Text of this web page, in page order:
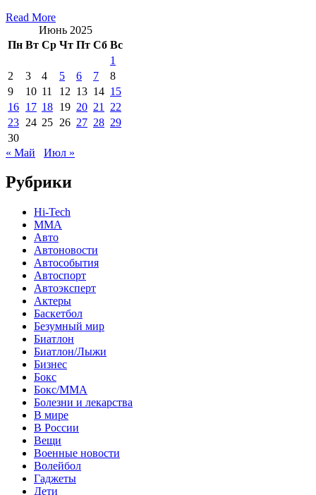
Read More
Июнь 2025
Пн Вт Ср Чт Пт Сб Вс
1
2
3 4 5 6 7
8
9
10 11 12 13 14 15
16 17 18 19 20 21
22
23 24 25 26 27 28 29
30
« Май
Июл »
Рубрики
Hi-Tech
MMA
Авто
Автоновости
Автособытия
Автоспорт
Автоэксперт
Актеры
Баскетбол
Безумный мир
Биатлон
Биатлон/Лыжи
Бизнес
Бокс
Бокс/MMA
Болезни и лекарства
В мире
В России
Вещи
Военные новости
Волейбол
Гаджеты
Дети